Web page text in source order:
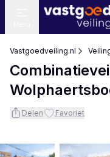
Vastgoedveiling.nl
Delen Favoriet